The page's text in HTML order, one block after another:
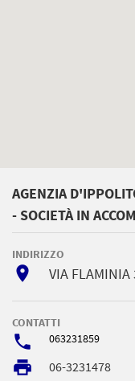
AGENZIA
- SOCIETÀ IN
INDIRIZZO
room VIA FLAMINIA
CONTATTI
phone 063231859
local_printshop 06-3231478